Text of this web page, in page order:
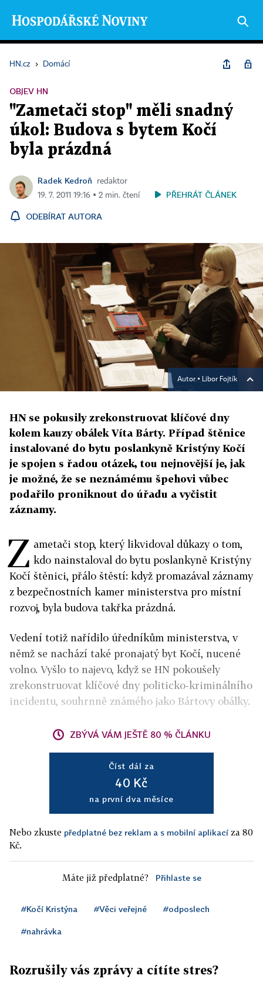
HN.cz › Domácí
OBJEV HN
"Zametači stop" měli snadný
úkol: Budova s bytem Kočí
byla prázdná
Radek Kedroň
redaktor
19. 7. 2011 19:16 ▪ 2 min. čtení
PŘEHRÁT ČLÁNEK
ODEBÍRAT AUTORA
Autor ▪ Libor Fojtík
HN se pokusily zrekonstruovat klíčové dny
kolem kauzy obálek Víta Bárty. Případ štěnice
instalované do bytu poslankyně Kristýny Kočí
je spojen s řadou otázek, tou nejnovější je, jak
je možné, že se neznámému špehovi vůbec
podařilo proniknout do úřadu a vyčistit
záznamy.
Z ametači stop, který likvidoval důkazy o tom,
kdo nainstaloval do bytu poslankyně Kristýny
Kočí štěnici, přálo štěstí: když promazával záznamy
z bezpečnostních kamer ministerstva pro místní
rozvoj, byla budova takřka prázdná.
Vedení totiž nařídilo úředníkům ministerstva, v
němž se nachází také pronajatý byt Kočí, nucené
volno. Vyšlo to najevo, když se HN pokoušely
zrekonstruovat klíčové dny politicko-kriminálního
incidentu, souhrnně známého jako Bártovy obálky.
ZBÝVÁ VÁM JEŠTĚ 80 % ČLÁNKU
Číst dál za
40 Kč
na první dva měsíce
Nebo zkuste předplatné bez reklam a s mobilní aplikací za 80
Kč.
Máte již předplatné? Přihlaste se
#Kočí Kristýna #Věci veřejné #odposlech
#nahrávka
Rozrušily vás zprávy a cítíte stres?